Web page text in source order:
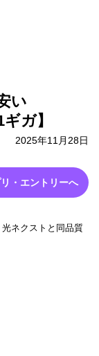
い
ガ】
2025年11月28日
・エントリーへ
ネクストと同品質